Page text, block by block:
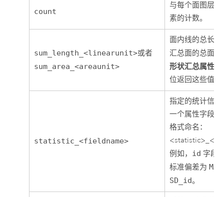
count
与每个面图层
素的计数。
sum_length_<linearunit>或者
sum_area_<areaunit>
面内线的总长
汇总面的总面
形状汇总属性
位返回这些值。
statistic_<fieldname>
指定的统计信
一个属性字段
格式命名：
例如， id 字段
标准偏差为
SD_id。